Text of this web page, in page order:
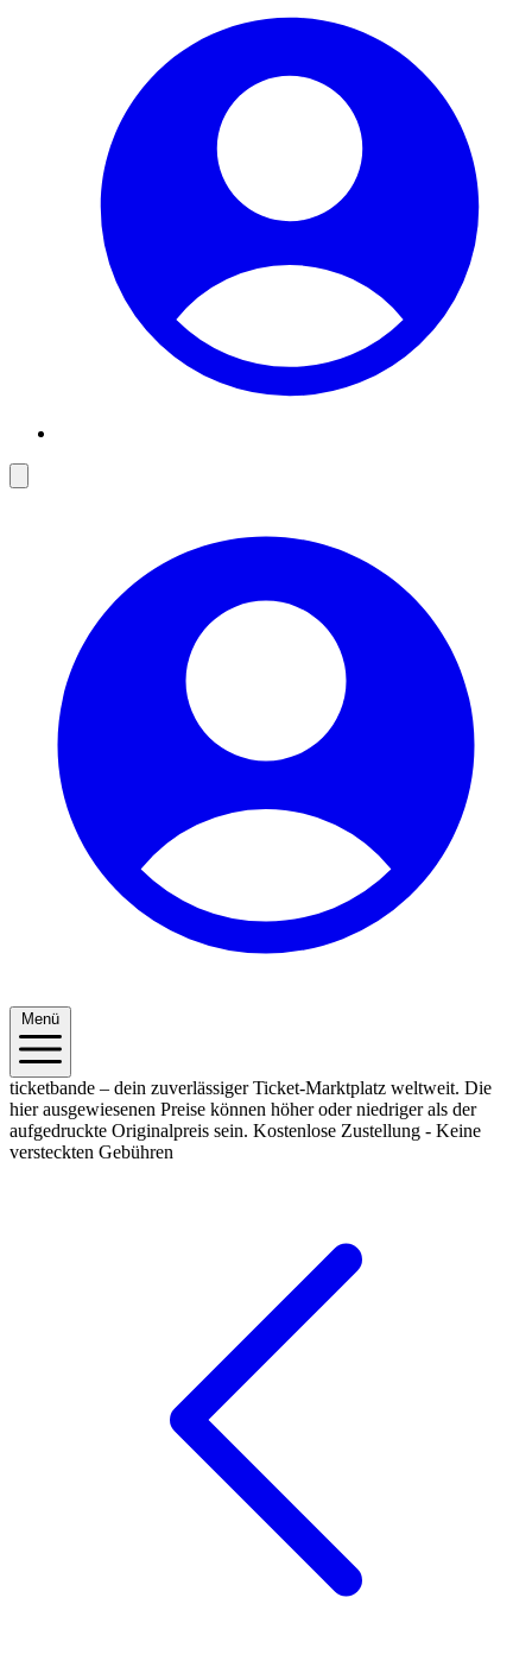
Menü
ticketbande – dein zuverlässiger Ticket-Marktplatz weltweit. Die
hier ausgewiesenen Preise können höher oder niedriger als der
aufgedruckte Originalpreis sein. Kostenlose Zustellung - Keine
versteckten Gebühren